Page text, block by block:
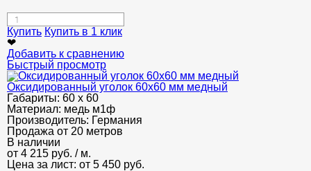
Купить Купить в 1 клик
❤
Добавить к сравнению
Быстрый просмотр
Оксидированный уголок 60х60 мм медный
Габариты: 60 х 60
Материал: медь м1ф
Производитель: Германия
Продажа от 20 метров
В наличии
от 4 215 руб. / м.
Цена за лист: от 5 450 руб.